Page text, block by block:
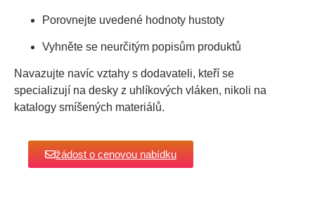
Porovnejte uvedené hodnoty hustoty
Vyhněte se neurčitým popisům produktů
Navazujte navíc vztahy s dodavateli, kteří se
specializují na desky z uhlíkových vláken, nikoli na
katalogy smíšených materiálů.
žádost o cenovou nabídku